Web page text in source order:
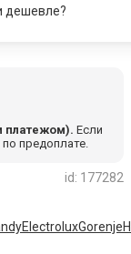
дешевле?
платежом). Если
предоплате.
id: 177282
ElectroluxGorenje